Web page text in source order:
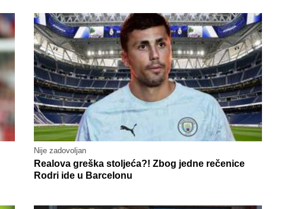
Nije zadovoljan
Realova greška stoljeća?! Zbog jedne rečenice
Rodri ide u Barcelonu